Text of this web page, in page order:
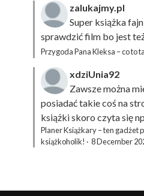
zalukajmy.pl
Super książka
sprawdzić film bo jest
Przygoda Pana Kleksa – co to
xdziUnia92
Zawsze można
posiadać takie coś na
książki skoro czyta się
Planer Książkary – ten gadżet
książkoholik! · 8 December